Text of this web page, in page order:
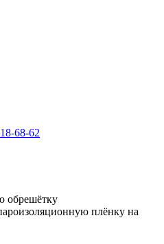
68-62
обрешётку
плёнку на